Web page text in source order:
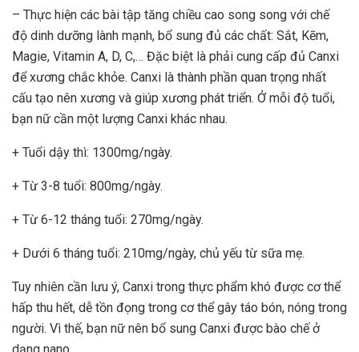
– Thực hiện các bài tập tăng chiều cao song song với chế
độ dinh dưỡng lành mạnh, bổ sung đủ các chất: Sắt, Kẽm,
Magie, Vitamin A, D, C,… Đặc biệt là phải cung cấp đủ Canxi
để xương chắc khỏe. Canxi là thành phần quan trọng nhất
cấu tạo nên xương và giúp xương phát triển. Ở mỗi độ tuổi,
bạn nữ cần một lượng Canxi khác nhau.
+ Tuổi dậy thì: 1300mg/ngày.
+ Từ 3-8 tuổi: 800mg/ngày.
+ Từ 6-12 tháng tuổi: 270mg/ngày.
+ Dưới 6 tháng tuổi: 210mg/ngày, chủ yếu từ sữa mẹ.
Tuy nhiên cần lưu ý, Canxi trong thực phẩm khó được cơ thể
hấp thu hết, dễ tồn đọng trong cơ thể gây táo bón, nóng trong
người. Vì thế, bạn nữ nên bổ sung Canxi được bào chế ở